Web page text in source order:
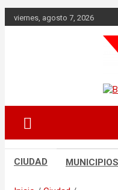
Saltar
al
viernes, agosto 7, 2026
CIUDAD MUNICIPIOS